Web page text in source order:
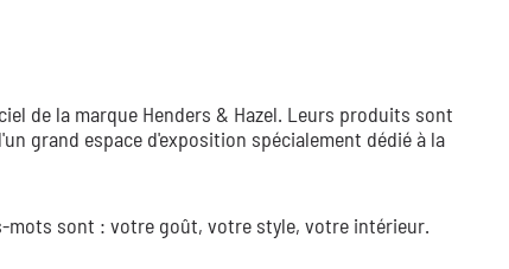
de la marque Henders & Hazel. Leurs produits sont
grand espace d'exposition spécialement dédié à la
mots sont : votre goût, votre style, votre intérieur.